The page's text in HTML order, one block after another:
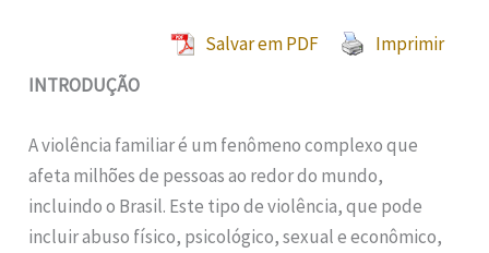
Salvar em PDF
Imprimir
INTRODUÇÃO
A violência familiar é um fenômeno complexo que
afeta milhões de pessoas ao redor do mundo,
incluindo o Brasil. Este tipo de violência, que pode
incluir abuso físico, psicológico, sexual e econômico,